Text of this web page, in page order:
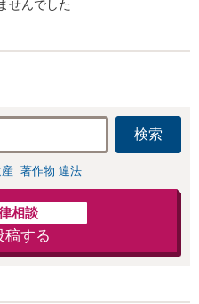
せんでした
検索
著作物 違法
相談
稿する